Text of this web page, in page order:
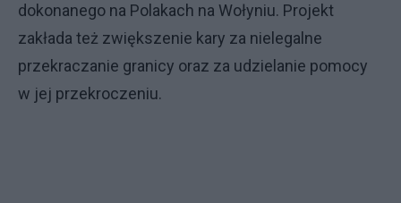
dokonanego na Polakach na Wołyniu. Projekt
zakłada też zwiększenie kary za nielegalne
przekraczanie granicy oraz za udzielanie pomocy
w jej przekroczeniu.